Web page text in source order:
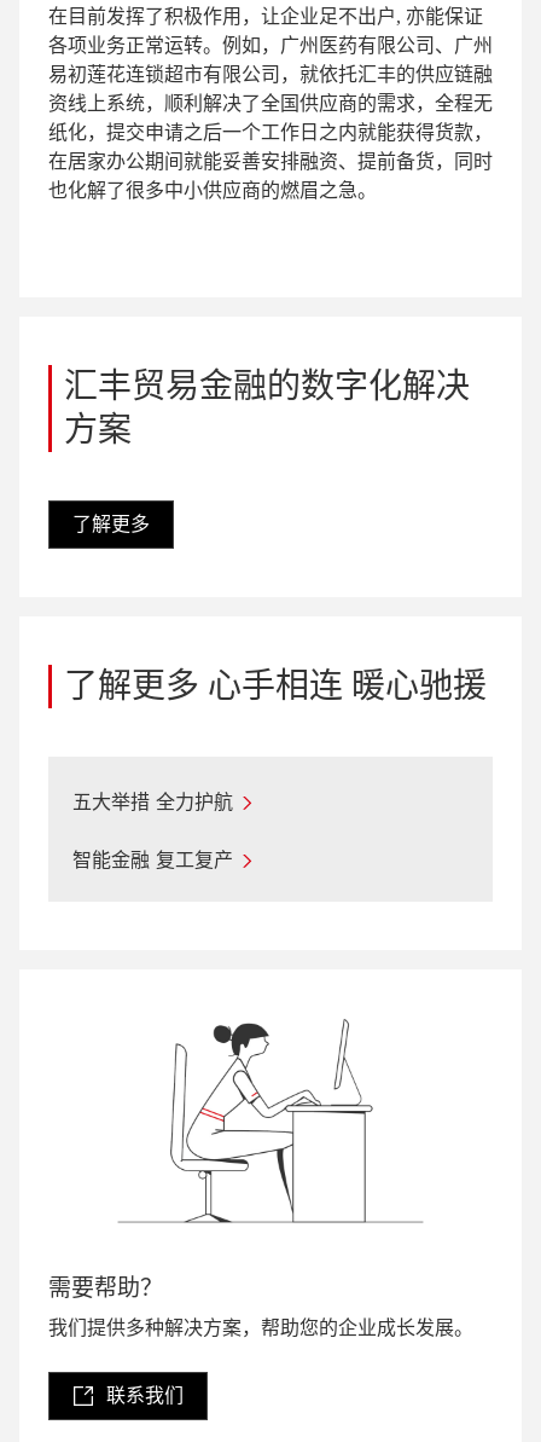
在目前发挥了积极作用，让企业足不出户, 亦能保证
各项业务正常运转。例如，广州医药有限公司、广州
易初莲花连锁超市有限公司，就依托汇丰的供应链融
资线上系统，顺利解决了全国供应商的需求，全程无
纸化，提交申请之后一个工作日之内就能获得货款，
在居家办公期间就能妥善安排融资、提前备货，同时
也化解了很多中小供应商的燃眉之急。
汇丰贸易金融的数字化解决
方案
了解更多
了解更多 心手相连 暖心驰援
五大举措 全力护航
智能金融 复工复产
需要帮助？
我们提供多种解决方案，帮助您的企业成长发展。
联系我们